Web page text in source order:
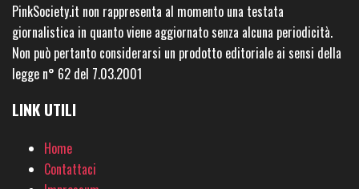
PinkSociety.it non rappresenta al momento una testata
giornalistica in quanto viene aggiornato senza alcuna periodicità.
Non può pertanto considerarsi un prodotto editoriale ai sensi della
legge n° 62 del 7.03.2001
LINK UTILI
Home
Contattaci